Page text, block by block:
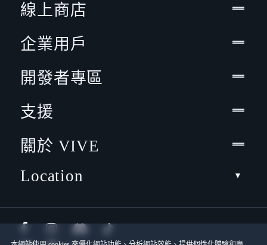
線上商店
企業用戶
開發者專區
支援
關於 VIVE
Location